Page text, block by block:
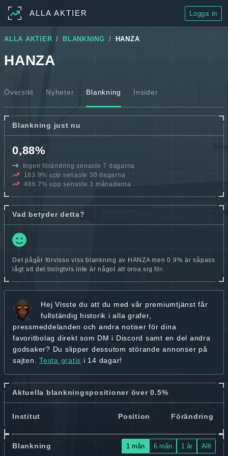
ALLA AKTIER Logga in
ALLA AKTIER BLANKNING HANZA
HANZA
Översikt Nyheter Blankning Insider
Blankning just nu
0,88%
Ingen förändring senaste 7 dagarna
183.9% upp senaste 30 dagarna
486.7% upp senaste 3 månaderna
Vad betyder detta?
Det pågår förvisso viss blankning av HANZA men 0.9% är såpass
lågt att det troligtvis inte är något att oroa sig för.
Hej Visste du att du med vår premiumtjänst får
fullständig historik i alla grafer,
pressmeddelanden och andra notiser för dina
favoritbolag direkt som DM i Discord samt en del andra
godsaker? Du slipper dessutom störande annonser på
sajten. Testa gratis i 14 dagar!
Aktuella blankningspositioner över 0.5%
Institut Position Förändring
Blankning 1 mån 6 mån 1 år Allt